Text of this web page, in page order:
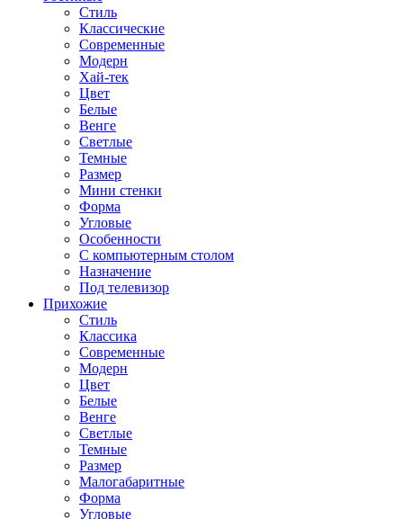
Стиль
Классические
Современные
Модерн
Хай-тек
Цвет
Белые
Венге
Светлые
Темные
Размер
Мини стенки
Форма
Угловые
Особенности
С компьютерным столом
Назначение
Под телевизор
Прихожие
Стиль
Классика
Современные
Модерн
Цвет
Белые
Венге
Светлые
Темные
Размер
Малогабаритные
Форма
Угловые